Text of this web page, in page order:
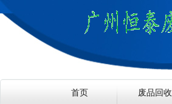
首页 废品回收